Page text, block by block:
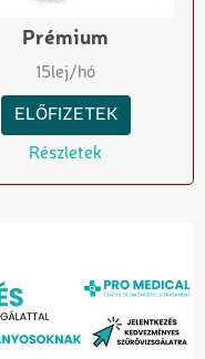
Prémium
15lej/hó
ELŐFIZETEK
Részletek